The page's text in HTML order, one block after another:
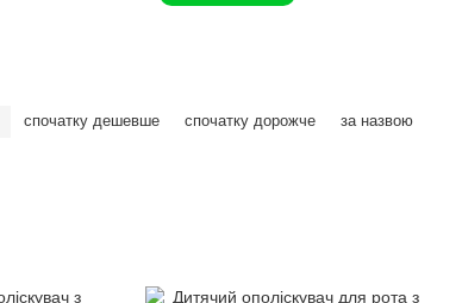
спочатку дешевше спочатку дорожче за назвою